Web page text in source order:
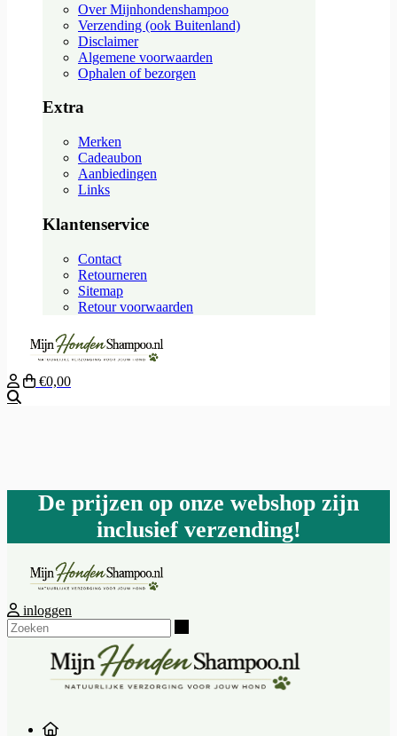
Over Mijnhondenshampoo
Verzending (ook Buitenland)
Disclaimer
Algemene voorwaarden
Ophalen of bezorgen
Extra
Merken
Cadeaubon
Aanbiedingen
Links
Klantenservice
Contact
Retourneren
Sitemap
Retour voorwaarden
€0,00
De prijzen op onze webshop zijn
inclusief verzending!
inloggen